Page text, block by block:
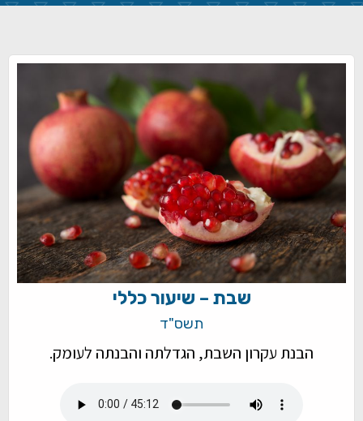
שבת – שיעור כללי
תשס"ד
הבנת עקרון השבת, הגדלתה והבנתה לעומק.